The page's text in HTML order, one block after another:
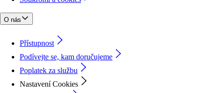
O nás
Přístupnost
Podívejte se, kam doručujeme
Poplatek za službu
Nastavení Cookies